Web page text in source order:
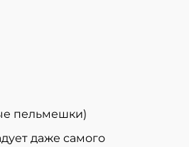
пельмешки)
даже самого